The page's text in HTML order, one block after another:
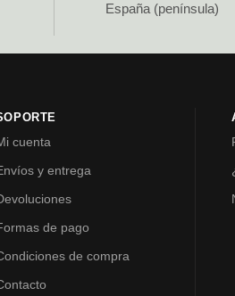
España (península)
cuenta
y entrega
de pago
de compra